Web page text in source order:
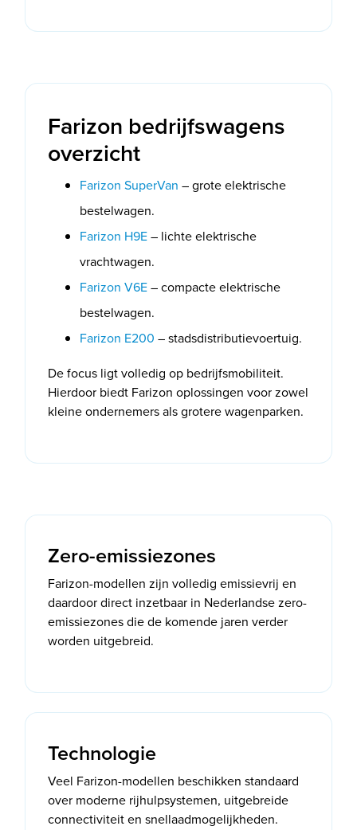
Farizon bedrijfswagens
overzicht
Farizon SuperVan – grote elektrische
bestelwagen.
Farizon H9E– lichte elektrische
vrachtwagen.
Farizon V6E– compacte elektrische
bestelwagen.
Farizon E200 – stadsdistributievoertuig.
De focus ligt volledig op bedrijfsmobiliteit.
Hierdoor biedt Farizon oplossingen voor zowel
kleine ondernemers als grotere wagenparken.
Zero-emissiezones
Farizon-modellen zijn volledig emissievrij en
daardoor direct inzetbaar in Nederlandse zero-
emissiezones die de komende jaren verder
worden uitgebreid.
Technologie
Veel Farizon-modellen beschikken standaard
over moderne rijhulpsystemen, uitgebreide
connectiviteit en snellaadmogelijkheden.